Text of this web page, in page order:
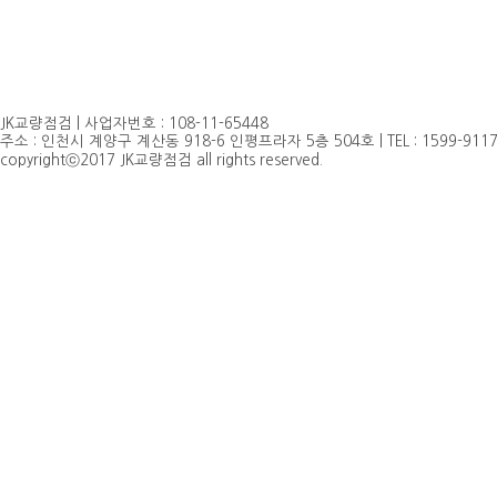
JK교량점검 | 사업자번호 : 108-11-65448
주소 : 인천시 계양구 계산동 918-6 인평프라자 5층 504호 | TEL : 1599-
copyrightⓒ2017 JK교량점검 all rights reserved.